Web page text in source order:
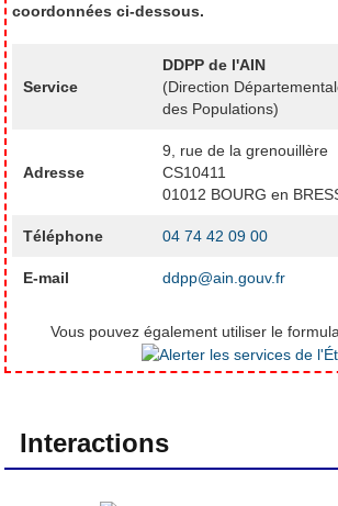
coordonnées ci-dessous.
Service
DDPP de l'AIN
(Direction
des Populations)
Adresse
9, rue de la grenouillère
CS10411
01012 BOURG en
Téléphone 04 74 42 09 00
E-mail ddpp@ain.gouv.fr
Vous pouvez également utiliser le
Interactions